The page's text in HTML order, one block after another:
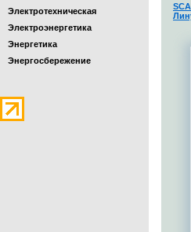
Электротехническая
Электроэнергетика
Энергетика
Энергосбережение